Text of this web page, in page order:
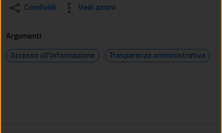
Condividi Vedi azioni
Argomenti
Accesso all'informazione
Trasparenza amministrativa